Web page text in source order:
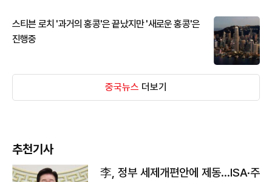
스티븐 로치 '과거의 홍콩'은 끝났지만 '새로운 홍콩'은
진행중
중국뉴스 더보기
추천기사
李, 정부 세제개편안에 제동…ISA·주